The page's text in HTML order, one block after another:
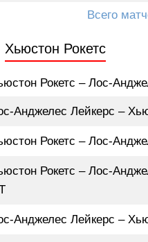
Всего
Хьюстон Рокетс
Рокетс – Лос-
Анджелес Лейкерс –
Рокетс – Лос-
Рокетс – Лос-
Анджелес Лейкерс –